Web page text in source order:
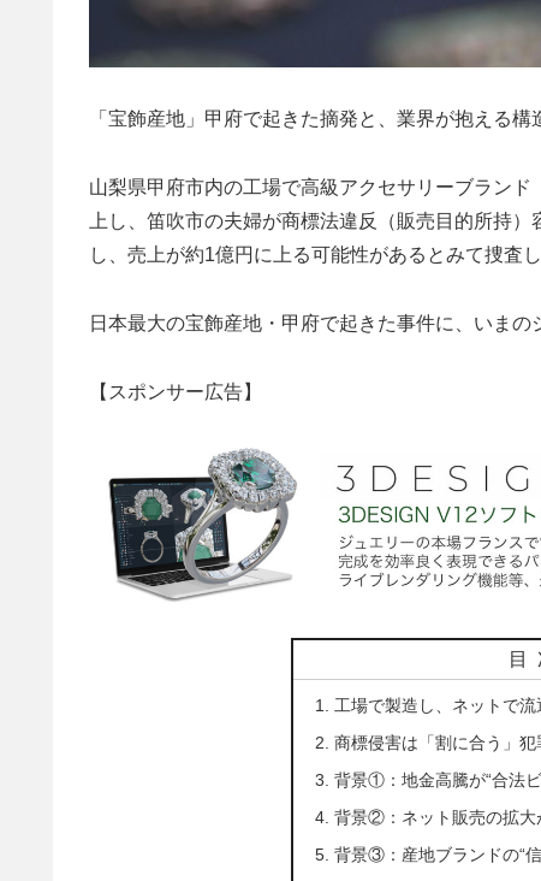
「宝飾産地」甲府で起きた摘発と、業界が抱える構
山梨県甲府市内の工場で高級アクセサリーブラン
上し、笛吹市の夫婦が商標法違反（販売目的所持
し、売上が約1億円に上る可能性があるとみて捜査し
日本最大の宝飾産地・甲府で起きた事件に、いま
【スポンサー広告】
目
工場で製造し、ネットで
商標侵害は「割に合う」犯
背景①：地金高騰が“合法
背景②：ネット販売の拡大
背景③：産地ブランドの“